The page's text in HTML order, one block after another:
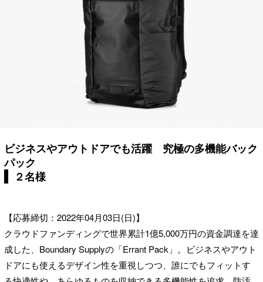
ビジネスやアウトドアでも活躍 究極の多機能バック
パック
２名様
【応募締切：2022年04月03日(日)】
クラウドファンディングで世界累計1億5,000万円の資金調達を達
成した、Boundary Supplyの「Errant Pack」。ビジネスやアウト
ドアにも使えるデザイン性を重視しつつ、誰にでもフィットす